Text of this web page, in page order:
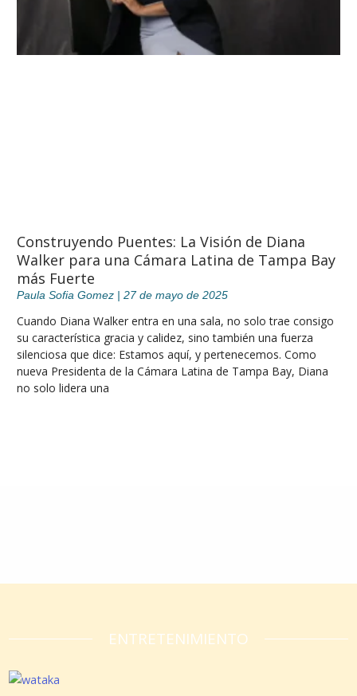
Construyendo Puentes: La Visión de Diana
Walker para una Cámara Latina de Tampa Bay
más Fuerte
Paula Sofia Gomez 27 de mayo de 2025
Cuando Diana Walker entra en una sala, no solo trae consigo
su característica gracia y calidez, sino también una fuerza
silenciosa que dice: Estamos aquí, y pertenecemos. Como
nueva Presidenta de la Cámara Latina de Tampa Bay, Diana
no solo lidera una
ENTRETENIMIENTO